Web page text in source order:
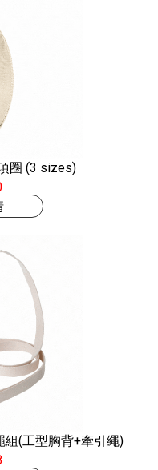
圈 (3 sizes)
(工型胸背+牽引繩)